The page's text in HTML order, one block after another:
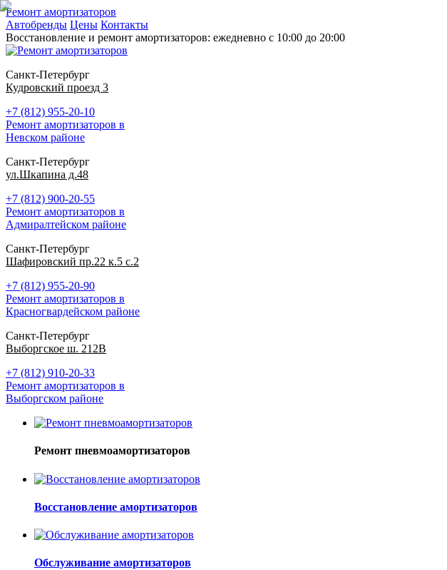
Ремонт амортизаторов
Автобренды Цены Контакты
Восстановление и ремонт амортизаторов: ежедневно с 10:00 до 20:00
Санкт-Петербург
Кудровский проезд 3
+7 (812) 955-20-10
Ремонт амортизаторов в
Невском районе
Санкт-Петербург
ул.Шкапина д.48
+7 (812) 900-20-55
Ремонт амортизаторов в
Адмиралтейском районе
Санкт-Петербург
Шафировский пр.22 к.5 с.2
+7 (812) 955-20-90
Ремонт амортизаторов в
Красногвардейском районе
Санкт-Петербург
Выборгское ш. 212В
+7 (812) 910-20-33
Ремонт амортизаторов в
Выборгском районе
Ремонт пневмоамортизаторов
Восстановление амортизаторов
Обслуживание амортизаторов